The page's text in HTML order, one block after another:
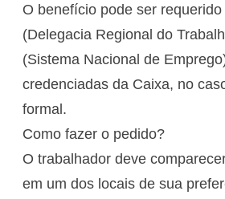
O benefício pode ser
(Delegacia Regional do
(Sistema Nacional de
credenciadas da Caixa, no
formal.
Como fazer o pedido?
O trabalhador deve
em um dos locais de sua